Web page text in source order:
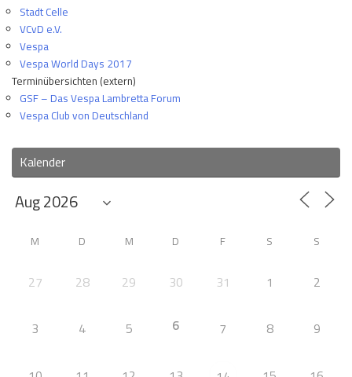
Stadt Celle
VCvD e.V.
Vespa
Vespa World Days 2017
Terminübersichten (extern)
GSF – Das Vespa Lambretta Forum
Vespa Club von Deutschland
Kalender
M D M D F S S
27 28 29 30 31 1 2
3 4 5 6 7 8 9